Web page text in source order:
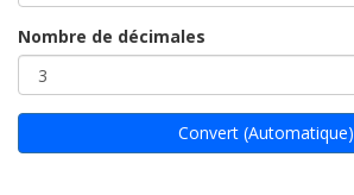
Nombre de décimales
Convert (Automatique)